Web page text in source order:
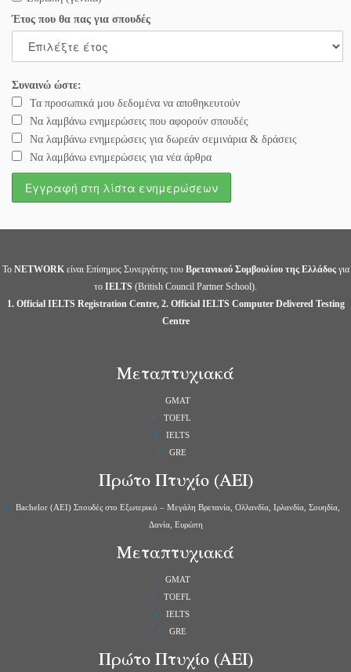
Έτος που θα πας για σπουδές
Συναινώ ώστε:
Τα προσωπικά μου δεδομένα να αποθηκευτούν
Να λαμβάνω ενημερώσεις που αφορούν σπουδές
Να λαμβάνω ενημερώσεις για δωρεάν σεμινάρια & δράσεις
Να λαμβάνω ενημερώσεις για νέα άρθρα
Το NETWORKείναι Επίσημος Συνεργάτης του Βρετανικού Συμβουλίου της Ελλάδοςγια
το IELTS (British Council Partner School).
1. Official IELTS Registration Centre, 2. Official IELTS Computer Delivered Testing
Centre
Μεταπτυχιακά
GMAT
TOEFL
IELTS
GRE
Πρώτο Πτυχίο (ΑΕΙ)
Bachelor (ΑΕΙ) Σπουδές στο Εξωτερικό – Μεγάλη Βρετανία, Ολλανδία, Ιρλανδία, Σουηδία,
Δανία, Ευρώπη
Μεταπτυχιακά
GMAT
TOEFL
IELTS
GRE
Πρώτο Πτυχίο (ΑΕΙ)